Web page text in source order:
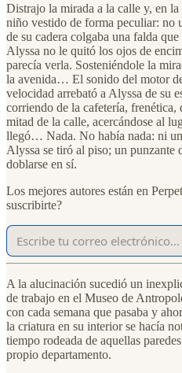
Distrajo la mirada a la calle y, en
niño vestido de forma peculiar: no
de su cadera colgaba una falda
Alyssa no le quitó los ojos de
parecía verla. Sosteniéndole la
la avenida… El sonido del motor
velocidad arrebató a Alyssa de su
corriendo de la cafetería, frenética,
mitad de la calle, acercándose al
llegó… Nada. No había nada: ni
Alyssa se tiró al piso; un punzante
doblarse en sí.
Los mejores autores están en
suscribirte?
A la alucinación sucedió un
de trabajo en el Museo de
con cada semana que pasaba y
la criatura en su interior se hacía
tiempo rodeada de aquellas
propio departamento.